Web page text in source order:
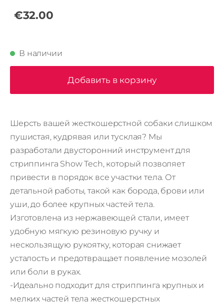
€32.00
В наличии
Добавить в корзину
Шерсть вашей жесткошерстной собаки слишком
пушистая, кудрявая или тусклая? Мы
разработали двусторонний инструмент для
стриппинга Show Tech, который позволяет
привести в порядок все участки тела. От
детальной работы, такой как борода, брови или
уши, до более крупных частей тела.
Изготовлена из нержавеющей стали, имеет
удобную мягкую резиновую ручку и
нескользящую рукоятку, которая снижает
усталость и предотвращает появление мозолей
или боли в руках.
-Идеально подходит для стриппинга крупных и
мелких частей тела жесткошерстных